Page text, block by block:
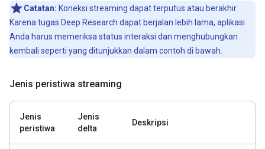
Catatan: Koneksi streaming dapat terputus atau berakhir.
Karena tugas Deep Research dapat berjalan lebih lama, aplikasi
Anda harus memeriksa status interaksi dan menghubungkan
kembali seperti yang ditunjukkan dalam contoh di bawah.
Jenis peristiwa streaming
Jenis
peristiwa
Jenis
delta
Deskripsi